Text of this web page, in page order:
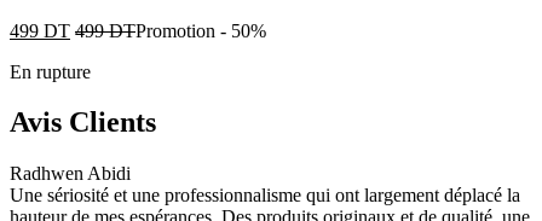
499 DT 499DTPromotion - 50%
En rupture
Avis Clients
Radhwen Abidi
Une sériosité et une professionnalisme qui ont largement déplacé la